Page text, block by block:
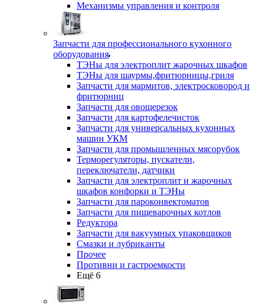
Механизмы управления и контроля
Запчасти для профессионального кухонного
оборудования
ТЭНы для электроплит жарочных шкафов
ТЭНы для шаурмы,фритюрницы,гриля
Запчасти для мармитов, электросковород и
фритюрниц
Запчасти для овощерезок
Запчасти для картофелечисток
Запчасти для универсальных кухонных
машин УКМ
Запчасти для промышленных мясорубок
Терморегуляторы, пускатели,
переключатели, датчики
Запчасти для электроплит и жарочных
шкафов конфорки и ТЭНы
Запчасти для пароконвектоматов
Запчасти для пищеварочных котлов
Редуктора
Запчасти для вакуумных упаковщиков
Смазки и лубриканты
Прочее
Противни и гастроемкости
Ещё 6